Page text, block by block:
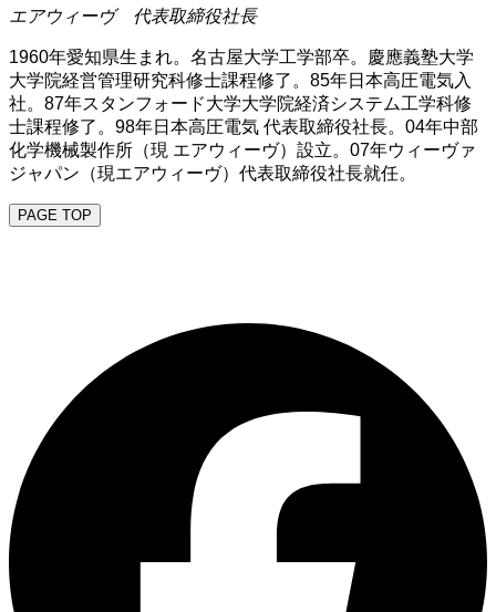
エアウィーヴ 代表取締役社長
1960年愛知県生まれ。名古屋大学工学部卒。慶應義塾大学
大学院経営管理研究科修士課程修了。85年日本高圧電気入
社。87年スタンフォード大学大学院経済システム工学科修
士課程修了。98年日本高圧電気 代表取締役社長。04年中部
化学機械製作所（現 エアウィーヴ）設立。07年ウィーヴァ
ジャパン（現エアウィーヴ）代表取締役社長就任。
PAGE TOP